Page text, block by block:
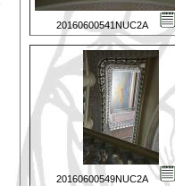
20160600541NUC2A
20160600549NUC2A